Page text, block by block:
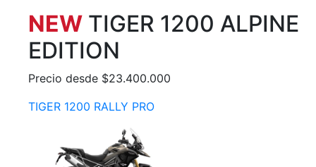
NEW TIGER 1200 ALPINE
EDITION
Precio desde $23.400.000
TIGER 1200 RALLY PRO